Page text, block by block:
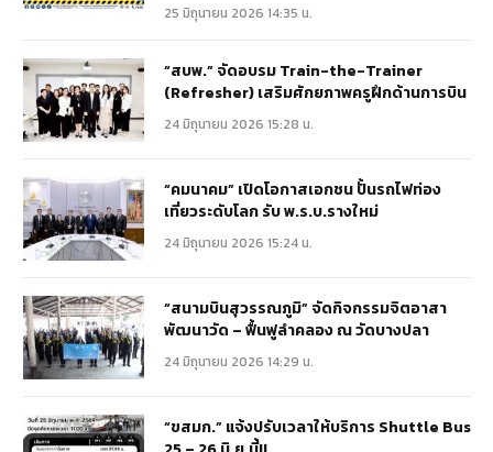
25 มิถุนายน 2026 14:35 น.
“สบพ.” จัดอบรม Train-the-Trainer
(Refresher) เสริมศักยภาพครูฝึกด้านการบิน
24 มิถุนายน 2026 15:28 น.
“คมนาคม” เปิดโอกาสเอกชน ปั้นรถไฟท่อง
เที่ยวระดับโลก รับ พ.ร.บ.รางใหม่
24 มิถุนายน 2026 15:24 น.
“สนามบินสุวรรณภูมิ” จัดกิจกรรมจิตอาสา
พัฒนาวัด – ฟื้นฟูลำคลอง ณ วัดบางปลา
24 มิถุนายน 2026 14:29 น.
“ขสมก.” แจ้งปรับเวลาให้บริการ Shuttle Bus